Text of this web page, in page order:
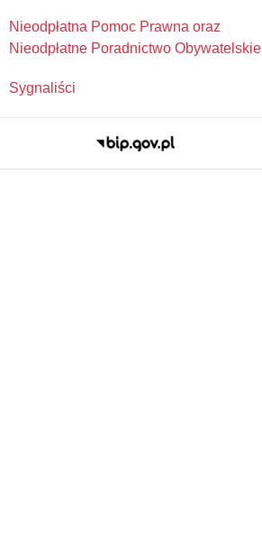
Nieodpłatna Pomoc Prawna oraz
Nieodpłatne Poradnictwo Obywatelskie
Sygnaliści